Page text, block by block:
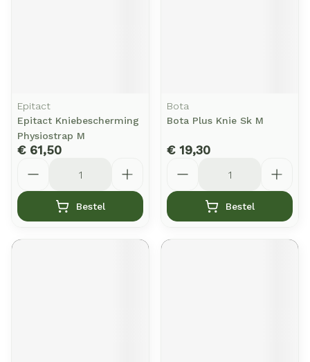
Epitact
Epitact Kniebescherming
Physiostrap M
€ 61,50
Bestel
Bota
Bota Plus Knie Sk M
€ 19,30
Bestel